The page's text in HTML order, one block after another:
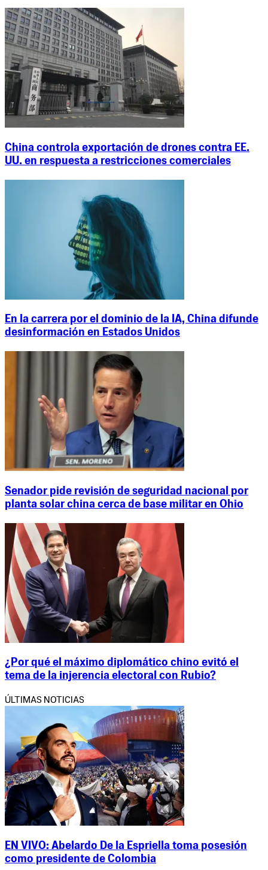
China controla exportación de drones contra EE.
UU. en respuesta a restricciones comerciales
En la carrera por el dominio de la IA, China difunde
desinformación en Estados Unidos
Senador pide revisión de seguridad nacional por
planta solar china cerca de base militar en Ohio
¿Por qué el máximo diplomático chino evitó el
tema de la injerencia electoral con Rubio?
ÚLTIMAS NOTICIAS
EN VIVO: Abelardo De la Espriella toma posesión
como presidente de Colombia